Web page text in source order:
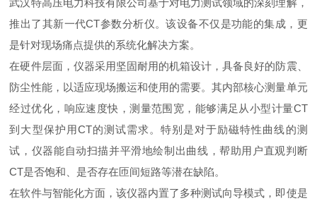
武汉特高压电力科技有限公司基于对电力测试领域的深刻理解，
推出了其新一代CT参数分析仪。该设备不仅是功能的集成，更
是针对现场痛点提供的系统化解决方案。
在硬件层面，仪器采用坚固耐用的机箱设计，具备良好的防震、
防尘性能，以适应现场搬运和使用的需要。其内部核心测量单元
经过优化，响应速度快，测量范围宽，能够满足从小型计量CT
到大型保护用CT的测试需求。特别是对于励磁特性曲线的测
试，仪器能自动扫描并平滑地绘制出曲线，帮助用户直观判断
CT是否饱和、是否存在匝间短路等潜在缺陷。
在软件与智能化方面，该仪器内置了多种测试向导模式，即使是